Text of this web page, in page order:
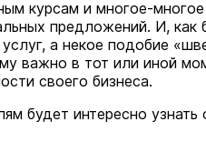
курсам и многое-
предложений. И, как
а некое подобие
важно в тот или иной
своего бизнеса.
будет интересно узнать